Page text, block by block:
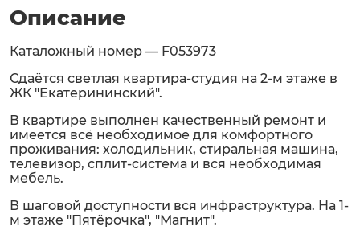
Описание
Каталожный номер — F053973
Сдаётся светлая квартира-студия на 2-м этаже в
ЖК "Екатерининский".
В квартире выполнен качественный ремонт и
имеется всё необходимое для комфортного
проживания: холодильник, стиральная машина,
телевизор, сплит-система и вся необходимая
мебель.
В шаговой доступности вся инфраструктура. На 1-
м этаже "Пятёрочка", "Магнит".